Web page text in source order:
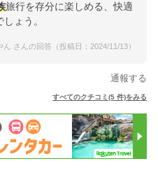
旅行を存分に楽しめる、快適
ょう。
ん さんの回答（投稿日：2024/11/13）
通報する
すべてのクチコミ(5 件)をみる